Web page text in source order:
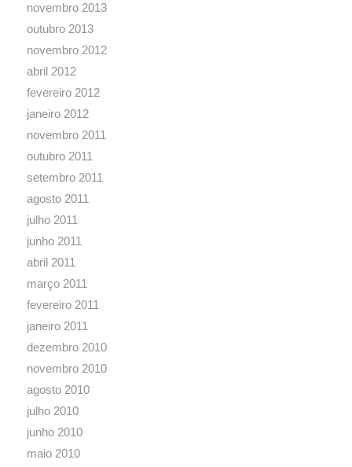
novembro 2013
outubro 2013
novembro 2012
abril 2012
fevereiro 2012
janeiro 2012
novembro 2011
outubro 2011
setembro 2011
agosto 2011
julho 2011
junho 2011
abril 2011
março 2011
fevereiro 2011
janeiro 2011
dezembro 2010
novembro 2010
agosto 2010
julho 2010
junho 2010
maio 2010